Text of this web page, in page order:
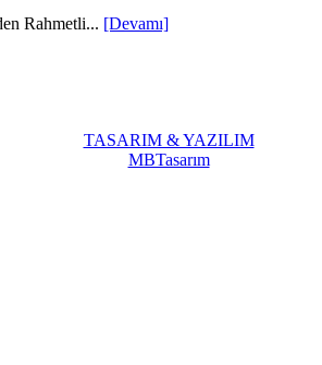
Rahmetli... [Devamı]
TASARIM & YAZILIM
MBTasarım